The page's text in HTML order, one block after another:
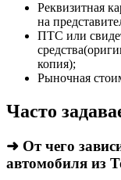
Реквизитная
на
ПТС или
копия);
Рыночная
Часто
➜ От чего
автомобиля из